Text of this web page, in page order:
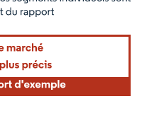
une attribution sous CC BY